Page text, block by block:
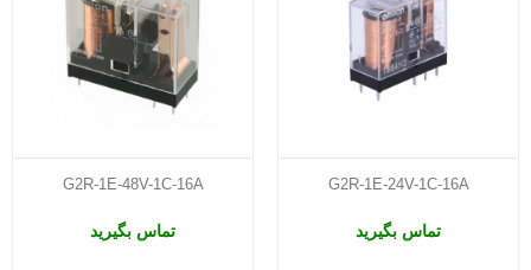
G2R-1E-24V-1C-16A
تماس بگیرید
G2R-1E-48V-1C-16A
تماس بگیرید